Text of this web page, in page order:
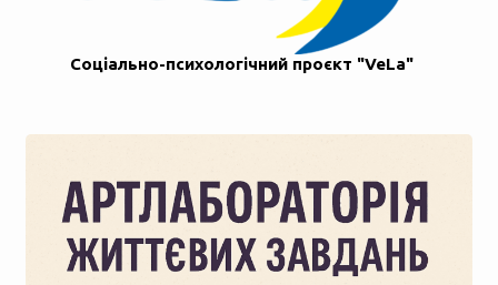
Соціально-психологічний проєкт "VeLa"